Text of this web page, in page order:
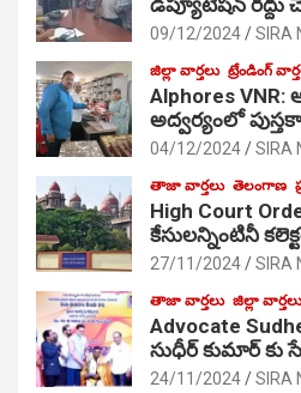
09/12/2024 SIRA
జిల్లా వార్తలు ట్రేండింగ్
Alphores
అద్వర్యంలో
04/12/2024 SIRA
తాజా వార్తలు తెలంగాణ
High Court
కేసులన్నింటినీ
27/11/2024 SIRA
తాజా వార్తలు జిల్లా వార్తలు
Advocate
సుధీర్ కుమార్ కు
24/11/2024 SIRA